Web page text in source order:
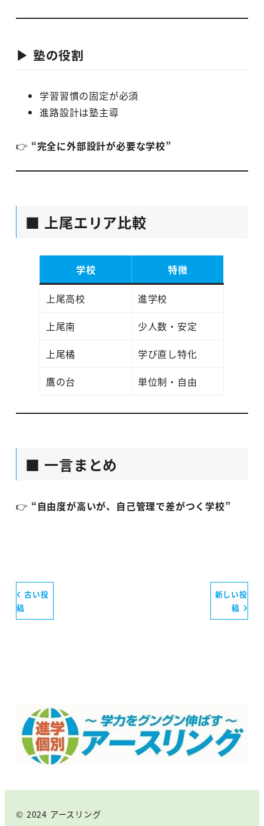
▶ 塾の役割
学習習慣の固定が必須
進路設計は塾主導
👉 “完全に外部設計が必要な学校”
■ 上尾エリア比較
学校 特徴
上尾高校
進学校
上尾南
少人数・安定
上尾橘
学び直し特化
鷹の台
単位制・自由
■ 一言まとめ
👉 “自由度が高いが、自己管理で差がつく学校”
古い投
稿
新しい投
稿
© 2024 アースリング